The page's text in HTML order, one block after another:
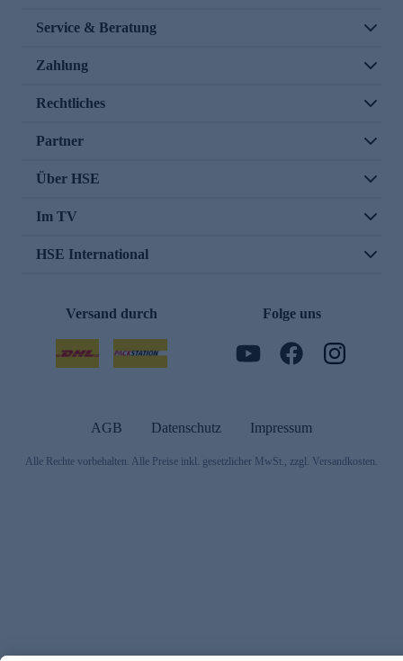
Service & Beratung
Zahlung
Rechtliches
Partner
Über HSE
Im TV
HSE International
Versand durch Folge uns
AGB Datenschutz Impressum
Alle Rechte vorbehalten. Alle Preise inkl. gesetzlicher MwSt., zzgl. Versandkosten.